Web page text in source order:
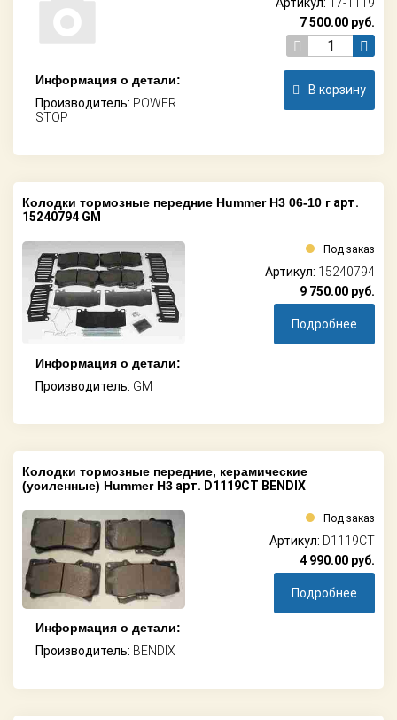
Колодки тормозные передние Hummer H3 06-10 г арт.
15240794 GM
Информация о детали:
Производитель: GM
Под заказ
Артикул: 15240794
9 750.00 руб.
Подробнее
Колодки тормозные передние, керамические
(усиленные) Hummer H3 арт. D1119CT BENDIX
Информация о детали:
Производитель: BENDIX
Под заказ
Артикул: D1119CT
4 990.00 руб.
Подробнее
Информация о детали:
Производитель: POWER
STOP
7 500.00 руб.
В корзину